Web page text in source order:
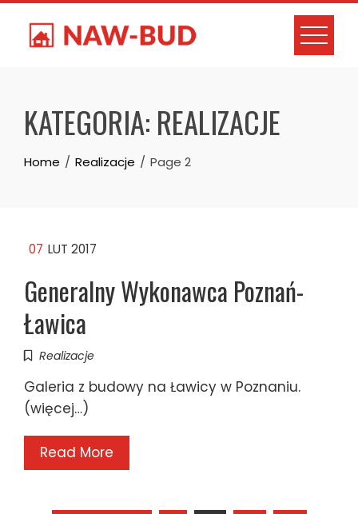
Skip
content
KATEGORIA: REALIZACJE
Home Realizacje Page 2
07 LUT 2017
Generalny Wykonawca Poznań-
Ławica
Realizacje
Galeria z budowy na Ławicy w Poznaniu.
(więcej…)
Read More